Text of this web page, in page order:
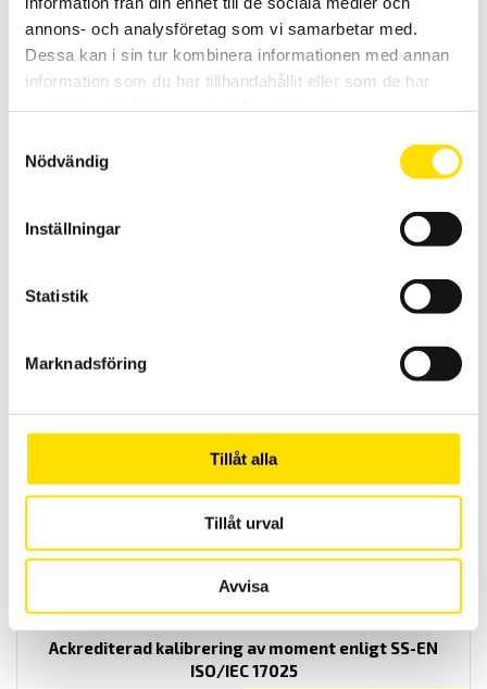
annons- och analysföretag som vi samarbetar med.
Dessa kan i sin tur kombinera informationen med annan
information som du har tillhandahållit eller som de har
Nödvändig
Inställningar
Statistik
Marknadsföring
Tillåt alla
Tillåt urval
Avvisa
Offertförfrågan
Kalibrering av momentnycklar upp till 1000 N.m enligt ISO
LÄS MER
Ackrediterad kalibrering av moment enligt SS-EN
ISO/IEC 17025